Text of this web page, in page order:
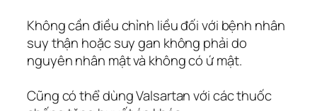
Không cần điều chỉnh liều đối với bệnh nhân
suy thận hoặc suy gan không phải do
nguyên nhân mật và không có ứ mật.
Cũng có thể dùng Valsartan với các thuốc